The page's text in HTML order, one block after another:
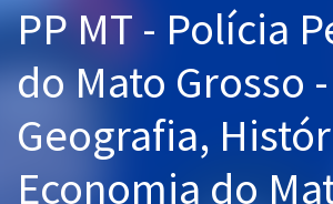
Cursos 20% OFF
Pós
Graduação
OAB
PP MT - Polícia
do Mato Grosso -
Geografia,
Economia do